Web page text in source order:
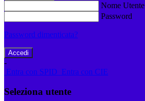
Nome Utente
Password
Password dimenticata?
-
Entra con SPID Entra con CIE
Seleziona utente